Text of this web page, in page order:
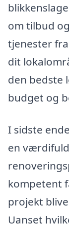
om tilbud
tjenester
dit
den bedste
budget og
I sidste
en
kompetent
projekt
Uanset